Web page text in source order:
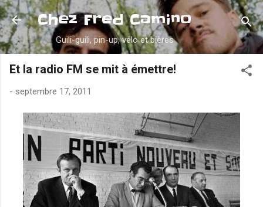
Accéder au contenu principal
Chez Fred Camino
Guili-guili, pin-up, vélo et bières
Et la radio FM se mit à émettre!
- septembre 17, 2011